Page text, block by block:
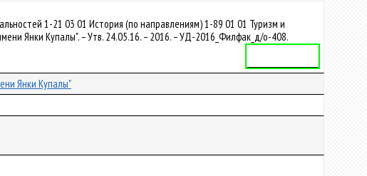
1-21 03 01 История (по направлениям) 1-89 01 01 Туризм и
Янки Купалы". – Утв. 24.05.16. – 2016. – УД-2016_Филфак_д/о-408.
Янки Купалы"